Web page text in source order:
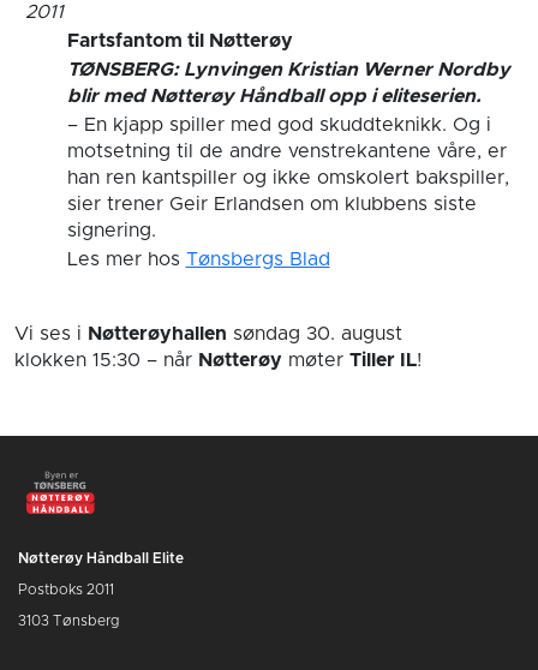
2011
Fartsfantom til Nøtterøy
TØNSBERG: Lynvingen Kristian Werner Nordby
blir med Nøtterøy Håndball opp i eliteserien.
– En kjapp spiller med god skuddteknikk. Og i
motsetning til de andre venstrekantene våre, er
han ren kantspiller og ikke omskolert bakspiller,
sier trener Geir Erlandsen om klubbens siste
signering.
Les mer hos Tønsbergs Blad
Vi ses i Nøtterøyhallen søndag 30. august
klokken 15:30 – når Nøtterøy møter Tiller IL!
Nøtterøy Håndball Elite
Postboks 2011
3103 Tønsberg